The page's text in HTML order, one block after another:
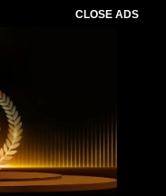
CLOSE ADS